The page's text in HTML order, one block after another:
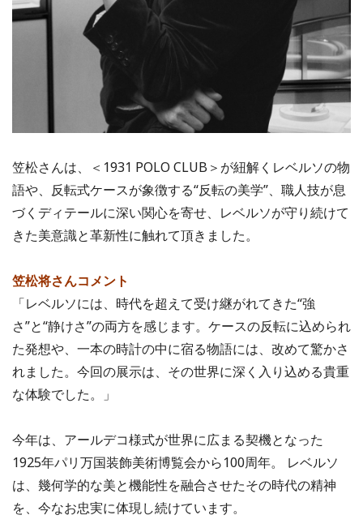
笠松さんは、＜1931 POLO CLUB＞が紐解くレベルソの物
語や、反転式ケースが象徴する“反転の美学”、職人技が息
づくディテールに深い関心を寄せ、レベルソが守り続けて
きた美意識と革新性に触れて頂きました。
笠松将さんコメント
「レベルソには、時代を超えて受け継がれてきた“強
さ”と“静けさ”の両方を感じます。ケースの反転に込められ
た発想や、一本の時計の中に宿る物語には、改めて驚かさ
れました。今回の展示は、その世界に深く入り込める貴重
な体験でした。」
今年は、アールデコ様式が世界に広まる契機となった
1925年パリ万国装飾美術博覧会から100周年。 レベルソ
は、幾何学的な美と機能性を融合させたその時代の精神
を、今なお忠実に体現し続けています。